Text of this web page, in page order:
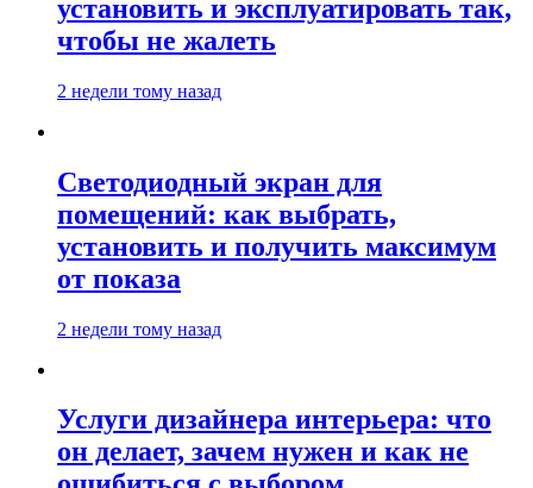
установить и эксплуатировать так,
чтобы не жалеть
2 недели тому назад
Светодиодный экран для
помещений: как выбрать,
установить и получить максимум
от показа
2 недели тому назад
Услуги дизайнера интерьера: что
он делает, зачем нужен и как не